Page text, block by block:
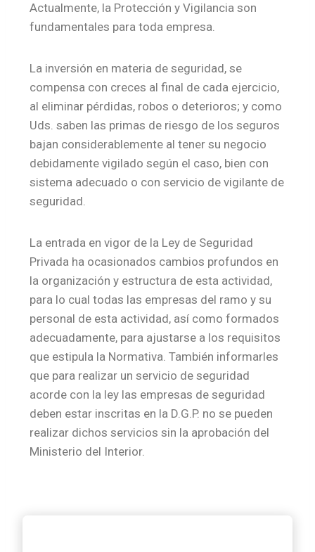
Actualmente, la Protección y Vigilancia son
fundamentales para toda empresa.
La inversión en materia de seguridad, se
compensa con creces al final de cada ejercicio,
al eliminar pérdidas, robos o deterioros; y como
Uds. saben las primas de riesgo de los seguros
bajan considerablemente al tener su negocio
debidamente vigilado según el caso, bien con
sistema adecuado o con servicio de vigilante de
seguridad.
La entrada en vigor de la Ley de Seguridad
Privada ha ocasionados cambios profundos en
la organización y estructura de esta actividad,
para lo cual todas las empresas del ramo y su
personal de esta actividad, así como formados
adecuadamente, para ajustarse a los requisitos
que estipula la Normativa. También informarles
que para realizar un servicio de seguridad
acorde con la ley las empresas de seguridad
deben estar inscritas en la D.G.P. no se pueden
realizar dichos servicios sin la aprobación del
Ministerio del Interior.